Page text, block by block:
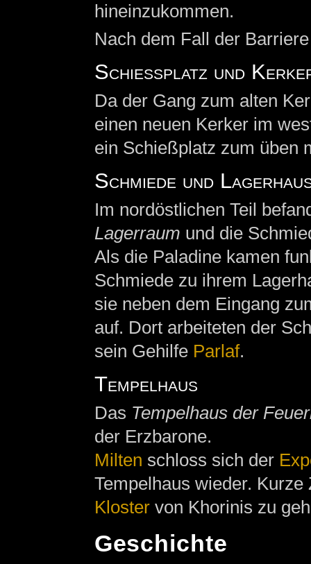
hineinzukommen.
Nach dem Fall der
Schießplatz und
Da der Gang zum alten
einen neuen Kerker im
ein Schießplatz zum üben
Schmiede und
Im nordöstlichen Teil
Lagerraum und die
Als die Paladine kamen
Schmiede zu ihrem
sie neben dem Eingang
auf. Dort arbeiteten der
sein Gehilfe Parlaf.
Tempelhaus
Das Tempelhaus der
der Erzbarone.
Milten schloss sich der
Tempelhaus wieder.
Klostervon Khorinis zu
Geschichte